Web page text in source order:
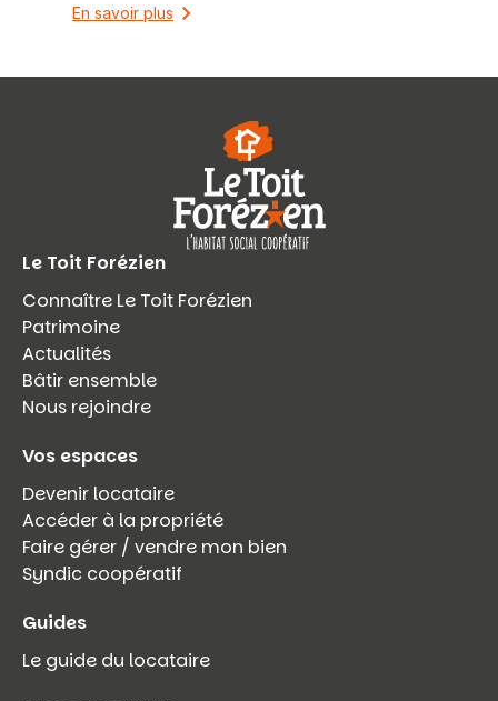
En savoir plus
Le Toit Forézien
Connaître Le Toit Forézien
Patrimoine
Actualités
Bâtir ensemble
Nous rejoindre
Vos espaces
Devenir locataire
Accéder à la propriété
Faire gérer / vendre mon bien
Syndic coopératif
Guides
Le guide du locataire